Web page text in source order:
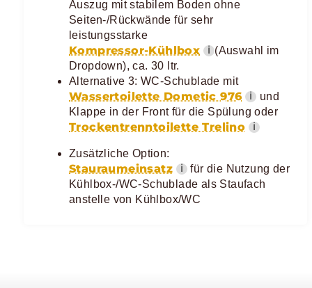
Auszug mit stabilem Boden ohne
Seiten-/Rückwände für sehr
leistungsstarke
Kompressor-Kühlbox ℹ (Auswahl im
Dropdown), ca. 30 ltr.
Alternative 3: WC-Schublade mit
Wassertoilette Dometic 976 ℹ
und
Klappe in der Front für die Spülung oder
Trockentrenntoilette Trelino ℹ
Zusätzliche Option:
Stauraumeinsatz ℹ
für die Nutzung der
Kühlbox-/WC-Schublade als Staufach
anstelle von Kühlbox/WC